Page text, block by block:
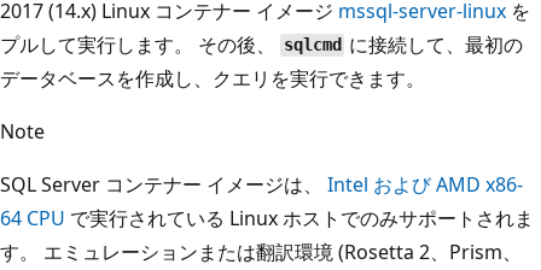
2017 (14.x) Linux コンテナー イメージ mssql-server-linux を
プルして実行します。 その後、
sqlcmd に接続して、最初の
データベースを作成し、クエリを実行できます。
Note
SQL Server コンテナー イメージは、 Intel および AMD x86-
64 CPU で実行されている Linux ホストでのみサポートされま
す。 エミュレーションまたは翻訳環境 (Rosetta 2、Prism、